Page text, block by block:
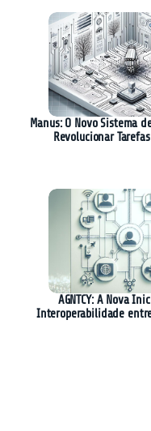
Manus: O Novo Sistema
Revolucionar
AGNTCY: A Nova
Interoperabilidade